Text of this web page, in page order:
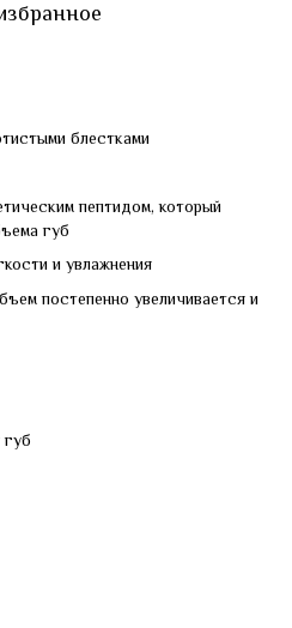
блестками
пептидом, который
губ
и увлажнения
постепенно увеличивается и